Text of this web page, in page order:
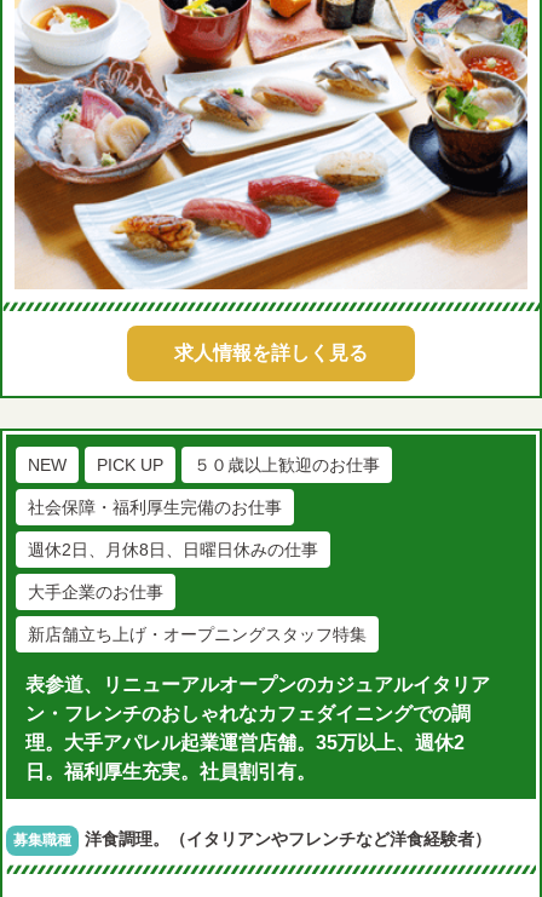
求人情報を詳しく見る
NEW PICK UP ５０歳以上歓迎のお仕事
社会保障・福利厚生完備のお仕事
週休2日、月休8日、日曜日休みの仕事
大手企業のお仕事
新店舗立ち上げ・オープニングスタッフ特集
表参道、リニューアルオープンのカジュアルイタリア
ン・フレンチのおしゃれなカフェダイニングでの調
理。大手アパレル起業運営店舗。35万以上、週休2
日。福利厚生充実。社員割引有。
募集職種 洋食調理。（イタリアンやフレンチなど洋食経験者）